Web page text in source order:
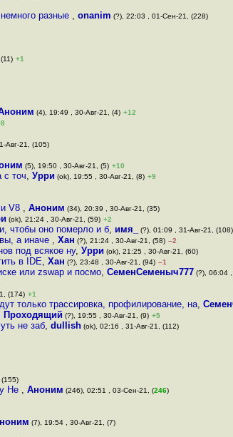
разные , onanim (?), 22:03 , 01-Сен-21, (228)
+1
(4), 19:49 , 30-Авг-21, (4) +12
Авг-21, (105)
(5), 19:50 , 30-Авг-21, (5) +10
с точ, Урри (ok), 19:55 , 30-Авг-21, (8) +9
V8 , Аноним (34), 20:39 , 30-Авг-21, (35)
(ok), 21:24 , 30-Авг-21, (59) +2
чтобы оно померло и б, имя_ (?), 01:09 , 31-Авг-21, (108)
а иначе , Хан (?), 21:24 , 30-Авг-21, (58) –2
под всякое ну, Урри (ok), 21:25 , 30-Авг-21, (60)
в IDE, Хан (?), 23:48 , 30-Авг-21, (94) –1
или zswap и посмо, СеменСеменыч777 (?), 06:04
(174) +1
только трассировка, профилирование, на,
Проходящий (?), 19:55 , 30-Авг-21, (9) +5
не заб, dullish (ok), 02:16 , 31-Авг-21, (112)
(155)
Не , Аноним (246), 02:51 , 03-Сен-21, (246)
(7), 19:54 , 30-Авг-21, (7)